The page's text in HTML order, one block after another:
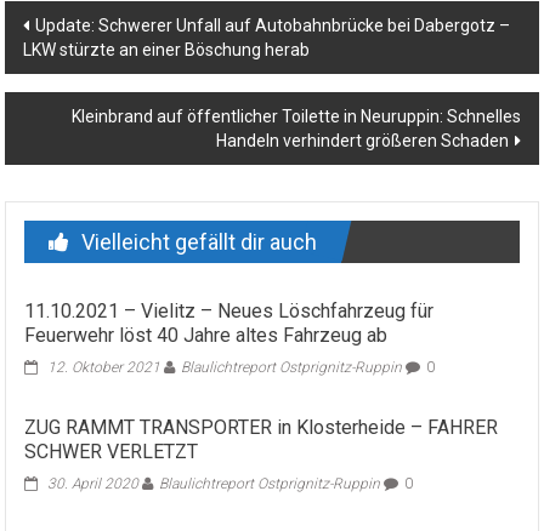
Beitragsnavigation
Update: Schwerer Unfall auf Autobahnbrücke bei Dabergotz –
LKW stürzte an einer Böschung herab
Kleinbrand auf öffentlicher Toilette in Neuruppin: Schnelles
Handeln verhindert größeren Schaden
Vielleicht gefällt dir auch
11.10.2021 – Vielitz – Neues Löschfahrzeug für
Feuerwehr löst 40 Jahre altes Fahrzeug ab
12. Oktober 2021 Blaulichtreport Ostprignitz-Ruppin 0
ZUG RAMMT TRANSPORTER in Klosterheide – FAHRER
SCHWER VERLETZT
30. April 2020 Blaulichtreport Ostprignitz-Ruppin 0